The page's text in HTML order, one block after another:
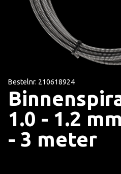
Bestelnr. 210618924
1.0 - 1.2
- 3 meter